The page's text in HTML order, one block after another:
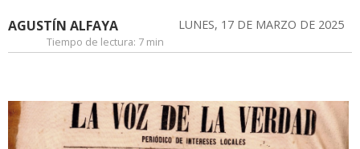
AGUSTÍN ALFAYA LUNES, 17 DE MARZO DE 2025
Tiempo de lectura: 7 min